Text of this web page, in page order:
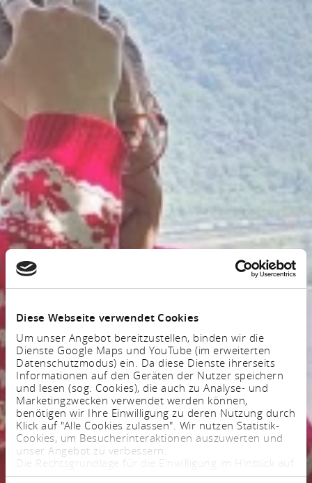
Diese Webseite verwendet Cookies
Um unser Angebot bereitzustellen, binden wir die
Dienste Google Maps und YouTube (im erweiterten
Datenschutzmodus) ein. Da diese Dienste ihrerseits
Informationen auf den Geräten der Nutzer speichern
und lesen (sog. Cookies), die auch zu Analyse- und
Marketingzwecken verwendet werden können,
benötigen wir Ihre Einwilligung zu deren Nutzung durch
Klick auf "Alle Cookies zulassen". Wir nutzen Statistik-
Cookies, um Besucherinteraktionen auszuwerten und
unser Angebot zu verbessern.
Die Rechtsgrundlage für die Einwilligung im HInblick auf
die Speicherung und das Auslesen von Informationen